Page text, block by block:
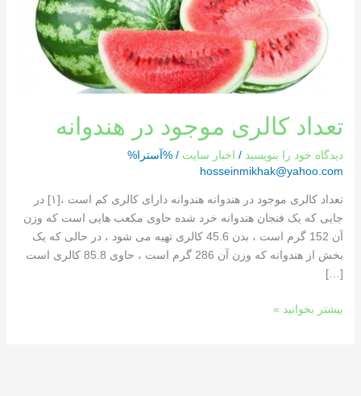
تعداد کالری موجود در هندوانه
دیدگاه‌ خود را بنویسید / اخبار سایت / %آسترا%
hosseinmikhak@yahoo.com
تعداد کالری موجود در هندوانه هندوانه دارای کالری کم است ،[١] در
جایی که یک فنجان هندوانه خرد شده حاوی مکعب هایی است که وزن
آن 152 گرم است ، بدن 45.6 کالری تهیه می شود ، در حالی که یک
بخش از هندوانه که وزن آن 286 گرم است ، حاوی 85.8 کالری است
[…]
هندوانه
بیشتر بخوانید »